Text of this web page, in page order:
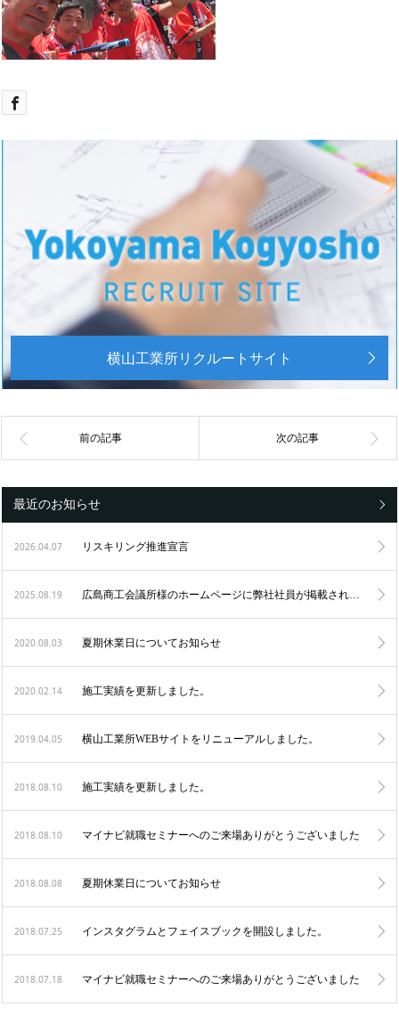
横山工業所リクルートサイト
最近のお知らせ
2026.04.07 リスキリング推進宣言
2025.08.19 広島商工会議所様のホームページに弊社社員が掲載されました
2020.08.03 夏期休業日についてお知らせ
2020.02.14 施工実績を更新しました。
2019.04.05 横山工業所WEBサイトをリニューアルしました。
2018.08.10 施工実績を更新しました。
2018.08.10 マイナビ就職セミナーへのご来場ありがとうございました
2018.08.08 夏期休業日についてお知らせ
2018.07.25 インスタグラムとフェイスブックを開設しました。
2018.07.18 マイナビ就職セミナーへのご来場ありがとうございました